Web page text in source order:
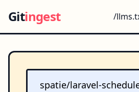
Gitingest /